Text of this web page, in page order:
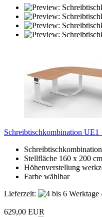
Schreibtischkombination UE1
Stellfläche 160 x 200 cm
Höhenverstellung
Farbe wählbar
Lieferzeit:
629,00 EUR